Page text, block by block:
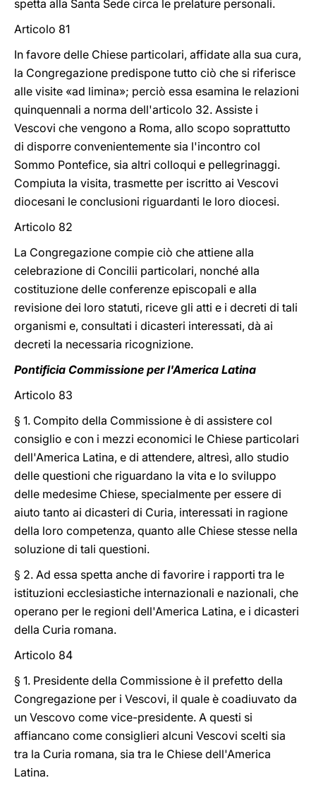
spetta alla Santa Sede circa le prelature personali.
Articolo 81
In favore delle Chiese particolari, affidate alla sua cura,
la Congregazione predispone tutto ciò che si riferisce
alle visite «ad limina»; perciò essa esamina le relazioni
quinquennali a norma dell'articolo 32. Assiste i
Vescovi che vengono a Roma, allo scopo soprattutto
di disporre convenientemente sia l'incontro col
Sommo Pontefice, sia altri colloqui e pellegrinaggi.
Compiuta la visita, trasmette per iscritto ai Vescovi
diocesani le conclusioni riguardanti le loro diocesi.
Articolo 82
La Congregazione compie ciò che attiene alla
celebrazione di Concilii particolari, nonché alla
costituzione delle conferenze episcopali e alla
revisione dei loro statuti, riceve gli atti e i decreti di tali
organismi e, consultati i dicasteri interessati, dà ai
decreti la necessaria ricognizione.
Pontificia Commissione per l'America Latina
Articolo 83
§ 1. Compito della Commissione è di assistere col
consiglio e con i mezzi economici le Chiese particolari
dell'America Latina, e di attendere, altresì, allo studio
delle questioni che riguardano la vita e lo sviluppo
delle medesime Chiese, specialmente per essere di
aiuto tanto ai dicasteri di Curia, interessati in ragione
della loro competenza, quanto alle Chiese stesse nella
soluzione di tali questioni.
§ 2. Ad essa spetta anche di favorire i rapporti tra le
istituzioni ecclesiastiche internazionali e nazionali, che
operano per le regioni dell'America Latina, e i dicasteri
della Curia romana.
Articolo 84
§ 1. Presidente della Commissione è il prefetto della
Congregazione per i Vescovi, il quale è coadiuvato da
un Vescovo come vice-presidente. A questi si
affiancano come consiglieri alcuni Vescovi scelti sia
tra la Curia romana, sia tra le Chiese dell'America
Latina.